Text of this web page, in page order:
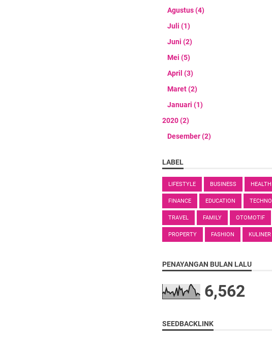
Agustus(4)
Juli (1)
Juni (2)
Mei (5)
April (3)
Maret(2)
Januari (1)
2020(2)
Desember(2)
LABEL
LIFESTYLE BUSINESS HEALTH
FINANCE EDUCATION TECHNO
TRAVEL FAMILY OTOMOTIF
PROPERTY FASHION KULINER
PENAYANGAN BULAN LALU
6,562
SEEDBACKLINK